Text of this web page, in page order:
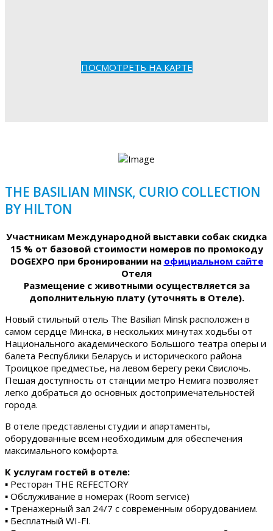
ПОСМОТРЕТЬ НА КАРТЕ
THE BASILIAN MINSK, CURIO COLLECTION
BY HILTON
Участникам Международной выставки собак скидка
15 % от базовой стоимости номеров по промокоду
DOGEXPO при бронировании на официальном сайте
Отеля
Размещение с животными осуществляется за
дополнительную плату (уточнять в Отеле).
Новый стильный отель The Basilian Minsk расположен в
самом сердце Минска, в нескольких минутах ходьбы от
Национального академического Большого театра оперы и
балета Республики Беларусь и исторического района
Троицкое предместье, на левом берегу реки Свислочь.
Пешая доступность от станции метро Немига позволяет
легко добраться до основных достопримечательностей
города.
В отеле представлены студии и апартаменты,
оборудованные всем необходимым для обеспечения
максимального комфорта.
К услугам гостей в отеле:
▪ Ресторан THE REFECTORY
▪ Обслуживание в номерах (Room service)
▪ Тренажерный зал 24/7 с современным оборудованием.
▪ Бесплатный WI-FI.